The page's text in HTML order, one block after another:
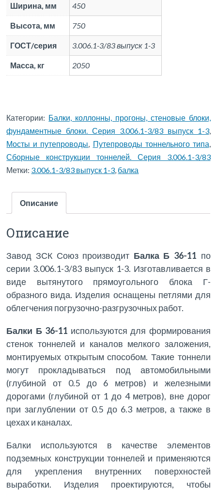
Ширина, мм 450
Высота, мм 750
ГОСТ/серия 3.006.1-3/83 выпуск 1-3
Масса, кг 2050
Категории: Балки, коллонны, прогоны, стеновые блоки,
фундаментные блоки. Серия 3.006.1-3/83 выпуск 1-3,
Мосты и путепроводы
Путепроводы тоннельного типа
Сборные конструкции тоннелей. Серия 3.006.1-3/83
Метки: 3.006.1-3/83 выпуск 1-3 балка
Описание
Описание
Завод ЗСК Союз производит Балка Б 36-11 по
серии 3.006.1-3/83 выпуск 1-3. Изготавливается в
виде вытянутого прямоугольного блока Г-
образного вида. Изделия оснащены петлями для
облегчения погрузочно-разгрузочных работ.
Балки Б 36-11 используются для формирования
стенок тоннелей и каналов мелкого заложения,
монтируемых открытым способом. Такие тоннели
могут прокладываться под автомобильными
(глубиной от 0.5 до 6 метров) и железными
дорогами (глубиной от 1 до 4 метров), вне дорог
при заглублении от 0.5 до 6.3 метров, а также в
цехах и каналах.
Балки используются в качестве элементов
подземных конструкции тоннелей и применяются
для укрепления внутренних поверхностей
выработки. Изделия проектируются, чтобы